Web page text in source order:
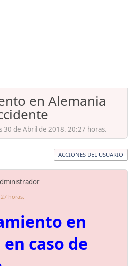
en Alemania
30 de Abril de 2018. 20:27 horas.
ACCIONES DEL USUARIO
horas.
en
caso de